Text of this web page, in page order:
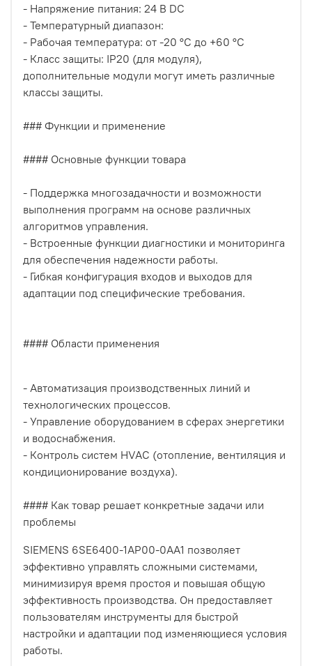
- Напряжение питания: 24 В DC
- Температурный диапазон:
- Рабочая температура: от -20 °C до +60 °C
- Класс защиты: IP20 (для модуля),
дополнительные модули могут иметь различные
классы защиты.
### Функции и применение
#### Основные функции товара
- Поддержка многозадачности и возможности
выполнения программ на основе различных
алгоритмов управления.
- Встроенные функции диагностики и мониторинга
для обеспечения надежности работы.
- Гибкая конфигурация входов и выходов для
адаптации под специфические требования.
#### Области применения
- Автоматизация производственных линий и
технологических процессов.
- Управление оборудованием в сферах энергетики
и водоснабжения.
- Контроль систем HVAC (отопление, вентиляция и
кондиционирование воздуха).
#### Как товар решает конкретные задачи или
проблемы
SIEMENS 6SE6400-1AP00-0AA1 позволяет
эффективно управлять сложными системами,
минимизируя время простоя и повышая общую
эффективность производства. Он предоставляет
пользователям инструменты для быстрой
настройки и адаптации под изменяющиеся условия
работы.